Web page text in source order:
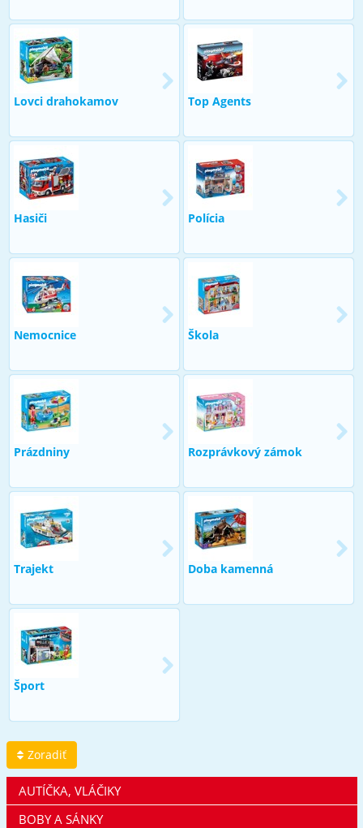
Lovci drahokamov Top Agents
Hasiči Polícia
Nemocnice Škola
Prázdniny Rozprávkový zámok
Trajekt Doba kamenná
Šport
Zoradiť
AUTÍČKA, VLÁČIKY
BOBY A SÁNKY